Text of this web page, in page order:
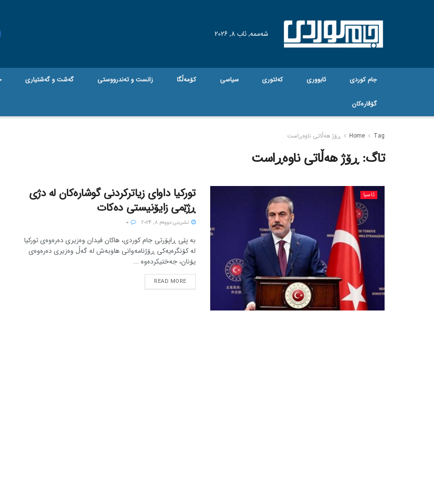
شەممە, ئاب 8, 2026
جام کوردی ئابووری کەلتوری سیاسی کۆمەڵگا زانست و تەندرووستی گه‌شت و گه‌شتیاری
گۆڤاره‌کان
Home Tag ڕۆژ هەڵاتی ناوەڕاست
تاگ:ڕۆژ هەڵاتی ناوەڕاست
ئاسیا
تورکیا داوای زیاترکردنی گوشارەکان لە دژی
ڕژێمی زایۆنیستی دەکات
تشرینی دووه‌م 8, 2024
بە پێی ڕاپۆرتی جام کوردی، هاکان فیدان وەزیری دەرەوەی تورکیا
لە کۆنگرەیەکی ڕۆژنامەوانی هاوبەش لە گەڵ وەزیری دەرەوەی
یۆنان، جەختیکردەوە ...
READ MORE